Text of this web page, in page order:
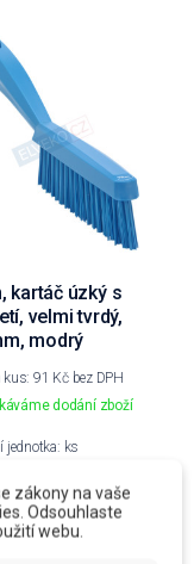
kartáč úzký s
velmi tvrdý,
modrý
kus: 91 Kč bez DPH
dodání zboží
jednotka: ks
KčS DPH
zákony na vaše
Odsouhlaste
webu.